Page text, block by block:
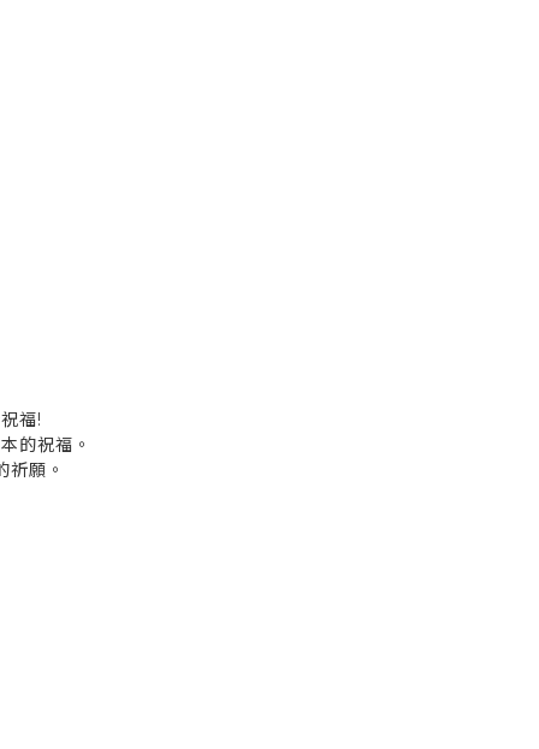
福!
的祝福。
願。